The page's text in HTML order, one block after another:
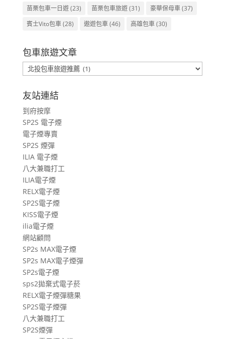
苗栗包車一日遊(23) 苗栗包車旅遊(31) 豪華保母車(37)
賓士Vito包車(28) 遨遊包車(46) 高雄包車(30)
包車旅遊文章
包
車
旅
遊
文
章
友站連結
到府按摩
SP2S 電子煙
電子煙專賣
SP2S 煙彈
ILIA 電子煙
八大兼職打工
ILIA電子煙
RELX電子煙
SP2S電子煙
KISS電子煙
ilia電子煙
網站顧問
SP2s MAX電子煙
SP2s MAX電子煙彈
SP2s電子煙
sps2拋棄式電子菸
RELX電子煙彈糖果
SP2S電子煙彈
八大兼職打工
SP2S煙彈